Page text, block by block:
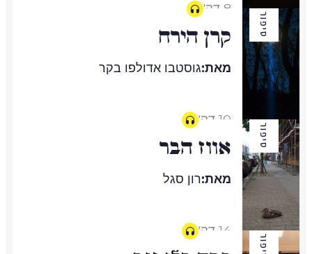
8 דק'
סיפור קרן הירח
מאת:גוסטבו אדולפו בקר
10 דק'
סיפור אווז הבר
מאת:רון סגל
14 דק'
סיפור